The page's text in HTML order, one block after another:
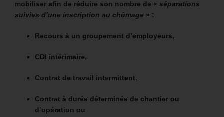
mobiliser afin de réduire son nombre de « séparations
suivies d’une inscription au chômage » :
Recours à un groupement d’employeurs,
CDI intérimaire,
Contrat de travail intermittent,
Contrat à durée déterminée de chantier ou
d’opération ou